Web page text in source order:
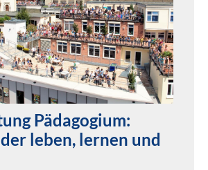
Pädagogium:
leben, lernen und